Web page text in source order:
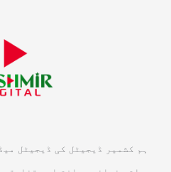
ہم کشمیر ڈیجیٹل کی ڈیجیٹل